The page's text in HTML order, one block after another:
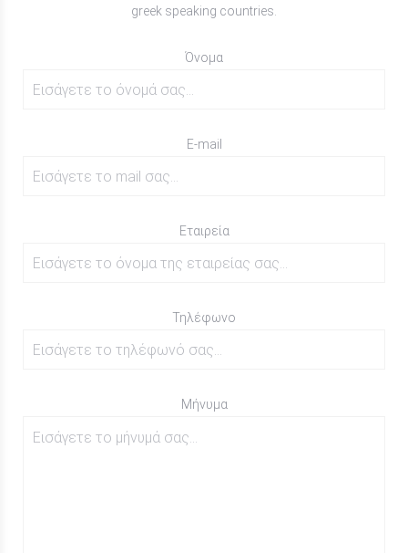
greek speaking countries.
Όνομα
E-mail
Εταιρεία
Τηλέφωνο
Μήνυμα